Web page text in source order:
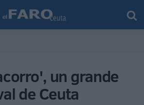
un grande
de Ceuta